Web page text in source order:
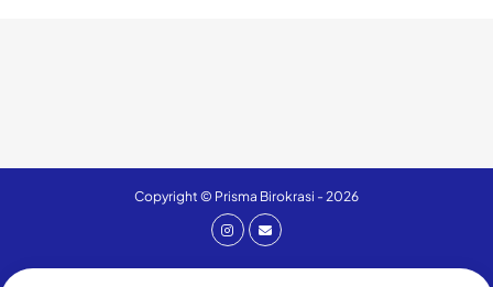
Copyright © Prisma Birokrasi - 2026